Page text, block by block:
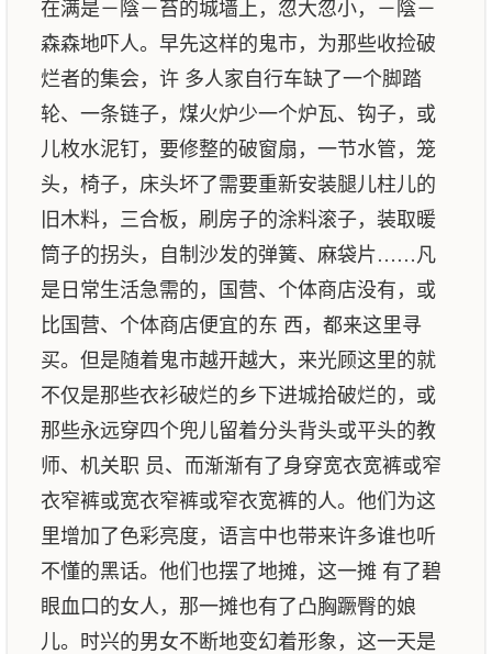
在满是－陰－苔的城墙上，忽大忽小，－陰－
森森地吓人。早先这样的鬼市，为那些收捡破
烂者的集会，许 多人家自行车缺了一个脚踏
轮、一条链子，煤火炉少一个炉瓦、钩子，或
儿枚水泥钉，要修整的破窗扇，一节水管，笼
头，椅子，床头坏了需要重新安装腿儿柱儿的
旧木料，三合板，刷房子的涂料滚子，装取暖
筒子的拐头，自制沙发的弹簧、麻袋片……凡
是日常生活急需的，国营、个体商店没有，或
比国营、个体商店便宜的东 西，都来这里寻
买。但是随着鬼市越开越大，来光顾这里的就
不仅是那些衣衫破烂的乡下进城拾破烂的，或
那些永远穿四个兜儿留着分头背头或平头的教
师、机关职 员、而渐渐有了身穿宽衣宽裤或窄
衣窄裤或宽衣窄裤或窄衣宽裤的人。他们为这
里增加了色彩亮度，语言中也带来许多谁也听
不懂的黑话。他们也摆了地摊，这一摊 有了碧
眼血口的女人，那一摊也有了凸胸蹶臀的娘
儿。时兴的男女不断地变幻着形象，这一天是